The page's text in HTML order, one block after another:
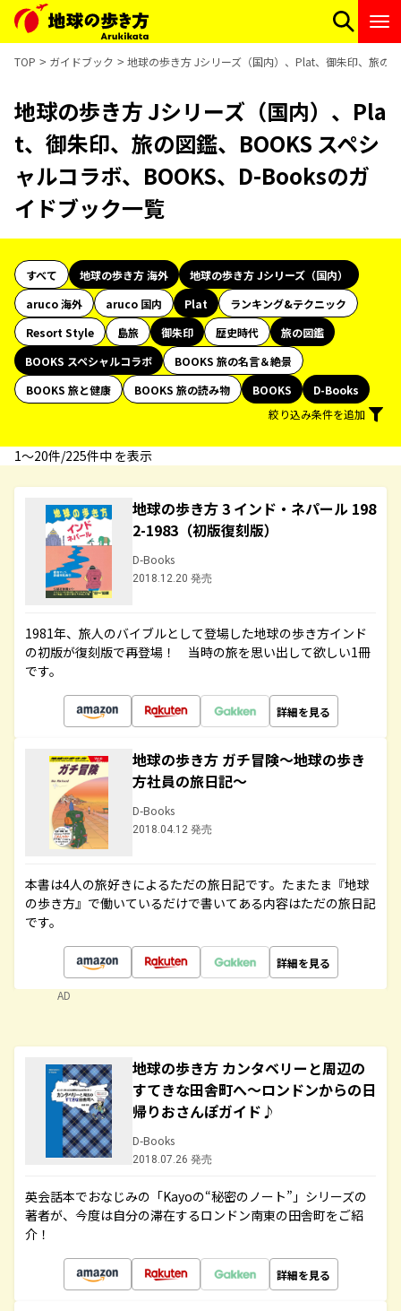
TOP ガイドブック 地球の歩き方 Jシリーズ（国内）、Plat、御朱印、旅の
地球の歩き方 Jシリーズ（国内）、Pla
t、御朱印、旅の図鑑、BOOKS スペシ
ャルコラボ、BOOKS、D-Booksのガ
イドブック一覧
すべて 地球の歩き方 海外
地球の歩き方 Jシリーズ（国内）
aruco 海外
aruco 国内 Plat
ランキング&テクニック
Resort Style
島旅 御朱印 歴史時代
旅の図鑑
BOOKS スペシャルコラボ
BOOKS 旅の名言＆絶景
BOOKS 旅と健康
BOOKS 旅の読み物 BOOKS
D-Books
絞り込み条件を追加
1〜20件/225件中 を表示
地球の歩き方 3 インド・ネパール 198
2-1983（初版復刻版）
D-Books
2018.12.20 発売
1981年、旅人のバイブルとして登場した地球の歩き方インド
の初版が復刻版で再登場！ 当時の旅を思い出して欲しい1冊
です。
詳細を見る
地球の歩き方 ガチ冒険～地球の歩き
方社員の旅日記～
D-Books
2018.04.12 発売
本書は4人の旅好きによるただの旅日記です。たまたま『地球
の歩き方』で働いているだけで書いてある内容はただの旅日記
です。
詳細を見る
AD
地球の歩き方 カンタベリーと周辺の
すてきな田舎町へ～ロンドンからの日
帰りおさんぽガイド♪
D-Books
2018.07.26 発売
英会話本でおなじみの「Kayoの“秘密のノート”」シリーズの
著者が、今度は自分の滞在するロンドン南東の田舎町をご紹
介！
詳細を見る